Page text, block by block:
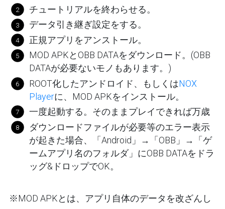
チュートリアルを終わらせる。
データ引き継ぎ設定をする。
正規アプリをアンストール。
MOD APKとOBB DATAをダウンロード。(OBB
DATAが必要ないモノもあります。)
ROOT化したアンドロイド、もしくはNOX
Playerに、MOD APKをインストール。
一度起動する。そのままプレイできれば万歳
ダウンロードファイルが必要等のエラー表示
が起きた場合、「Android」→「OBB」→「ゲ
ームアプリ名のフォルダ」にOBB DATAをドラ
ッグ&ドロップでOK。
※MOD APKとは、アプリ自体のデータを改ざんし